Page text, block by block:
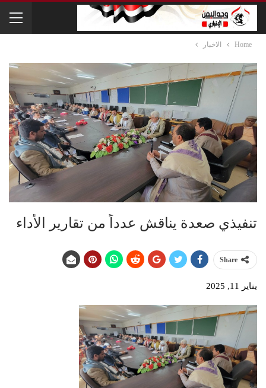
Home الاخبار
تنفيذي صعدة يناقش عدداً من تقارير الأداء
Share
يناير 11, 2025